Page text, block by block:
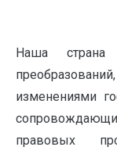
Наша страна
изменениями
правовых